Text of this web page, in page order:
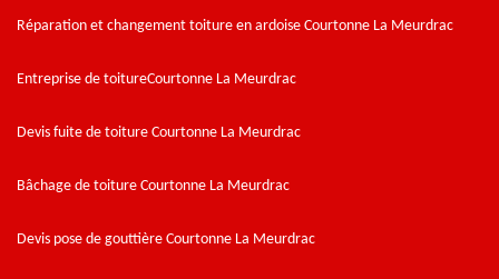
Réparation et changement toiture en ardoise Courtonne La Meurdrac
Entreprise de toitureCourtonne La Meurdrac
Devis fuite de toiture Courtonne La Meurdrac
Bâchage de toiture Courtonne La Meurdrac
Devis pose de gouttière Courtonne La Meurdrac